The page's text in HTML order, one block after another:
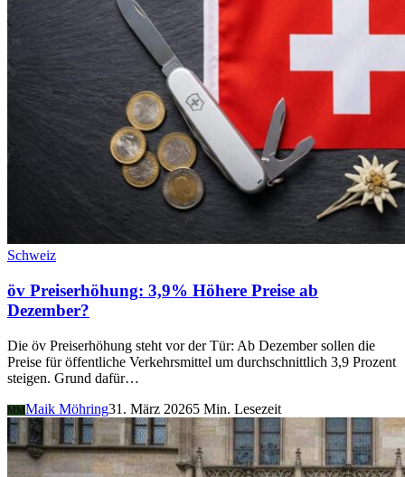
Schweiz
öv Preiserhöhung: 3,9% Höhere Preise ab
Dezember?
Die öv Preiserhöhung steht vor der Tür: Ab Dezember sollen die
Preise für öffentliche Verkehrsmittel um durchschnittlich 3,9 Prozent
steigen. Grund dafür…
MMMaik Möhring31. März 20265 Min. Lesezeit